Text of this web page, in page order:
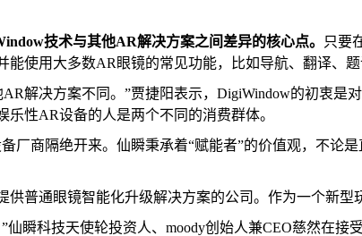
技术与其他AR解决方案之间差异的核心点。
只要
能使用大多数AR眼镜的常见功能，比如导航、翻译、
解决方案不同。”贾捷阳表示，DigiWindow的初衷
性AR设备的人是两个不同的消费群体。
厂商隔绝开来。仙瞬秉承着“赋能者”的价值观，不
普通眼镜智能化升级解决方案的公司。作为一个新
瞬科技天使轮投资人、moody创始人兼CEO慈然在